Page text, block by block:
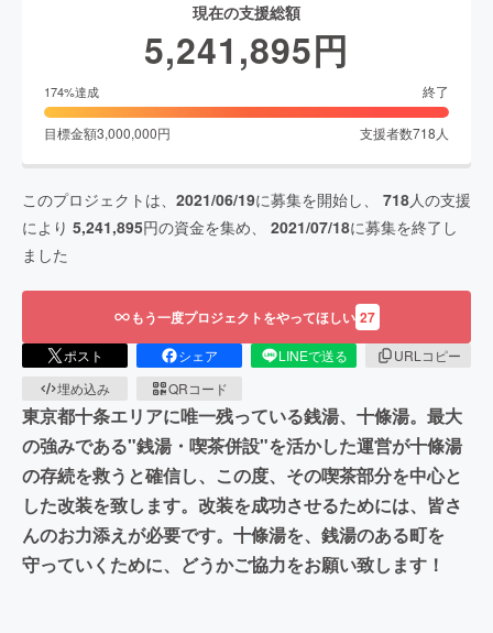
現在の支援総額
5,241,895円
174%達成 終了
目標金額3,000,000円 支援者数718 人
このプロジェクトは、 2021/06/19に募集を開始し、 718人の支援
により 5,241,895円の資金を集め、 2021/07/18に募集を終了し
ました
もう一度プロジェクトをやってほしい 27
ポスト シェア LINEで送る
URLコピー
埋め込み
QRコード
東京都十条エリアに唯一残っている銭湯、十條湯。最大
の強みである"銭湯・喫茶併設"を活かした運営が十條湯
の存続を救うと確信し、この度、その喫茶部分を中心と
した改装を致します。改装を成功させるためには、皆さ
んのお力添えが必要です。十條湯を、銭湯のある町を
守っていくために、どうかご協力をお願い致します！